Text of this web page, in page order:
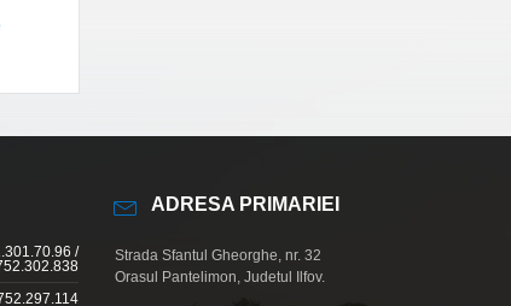
/
ADRESA PRIMARIEI
Strada Sfantul Gheorghe, nr. 32
Orasul Pantelimon, Judetul Ilfov.